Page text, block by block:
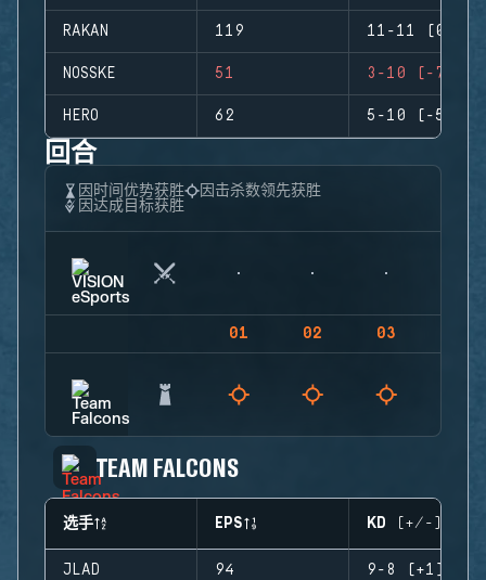
RAKAN 119 11-11 (0)
NOSSKE 51 3-10 (-7)
HERO 62 5-10 (-5)
回合
因时间优势获胜
因击杀数领先获胜
因达成目标获胜
01 02 03
TEAM FALCONS
选手 EPS KD (+/-)
JLAD 94 9-8 (+1)